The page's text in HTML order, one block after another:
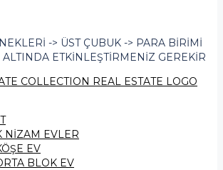
-> ÜST ÇUBUK -> PARA BIRIMI
ALTINDA ETKINLEŞTIRMENIZ GEREKIR
NİZAM EVLER
EV
BLOK EV